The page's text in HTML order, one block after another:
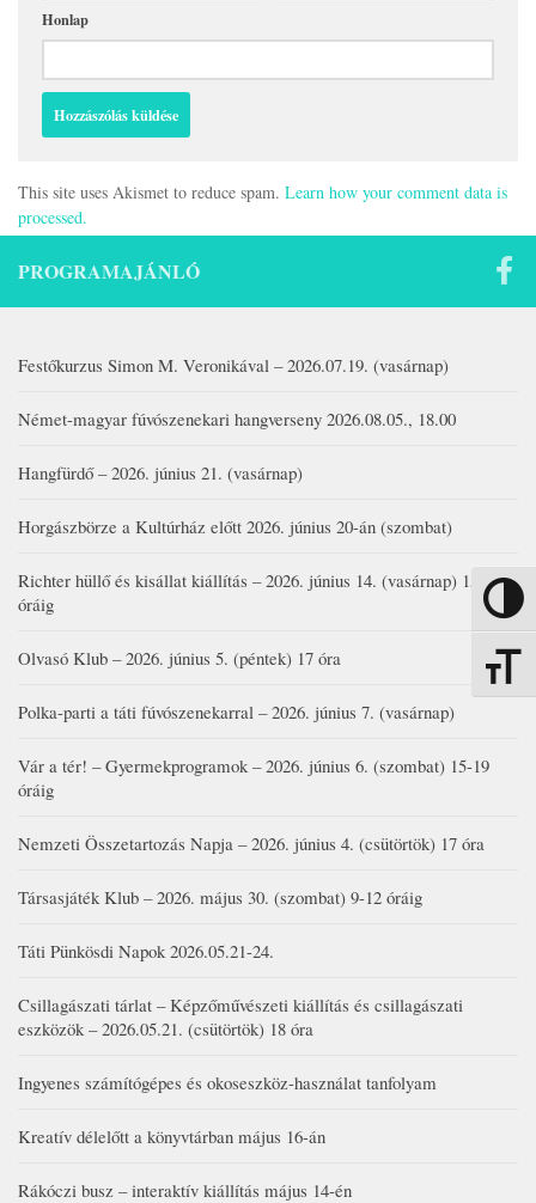
Nagy
Honlap
This site uses Akismet to reduce spam. Learn how your comment data is
processed.
PROGRAMAJÁNLÓ
Festőkurzus Simon M. Veronikával – 2026.07.19. (vasárnap)
Német-magyar fúvószenekari hangverseny 2026.08.05., 18.00
Hangfürdő – 2026. június 21. (vasárnap)
Horgászbörze a Kultúrház előtt 2026. június 20-án (szombat)
Richter hüllő és kisállat kiállítás – 2026. június 14. (vasárnap) 15-17
óráig
Olvasó Klub – 2026. június 5. (péntek) 17 óra
Polka-parti a táti fúvószenekarral – 2026. június 7. (vasárnap)
Vár a tér! – Gyermekprogramok – 2026. június 6. (szombat) 15-19
óráig
Nemzeti Összetartozás Napja – 2026. június 4. (csütörtök) 17 óra
Társasjáték Klub – 2026. május 30. (szombat) 9-12 óráig
Táti Pünkösdi Napok 2026.05.21-24.
Csillagászati tárlat – Képzőművészeti kiállítás és csillagászati
eszközök – 2026.05.21. (csütörtök) 18 óra
Ingyenes számítógépes és okoseszköz-használat tanfolyam
Kreatív délelőtt a könyvtárban május 16-án
Rákóczi busz – interaktív kiállítás május 14-én